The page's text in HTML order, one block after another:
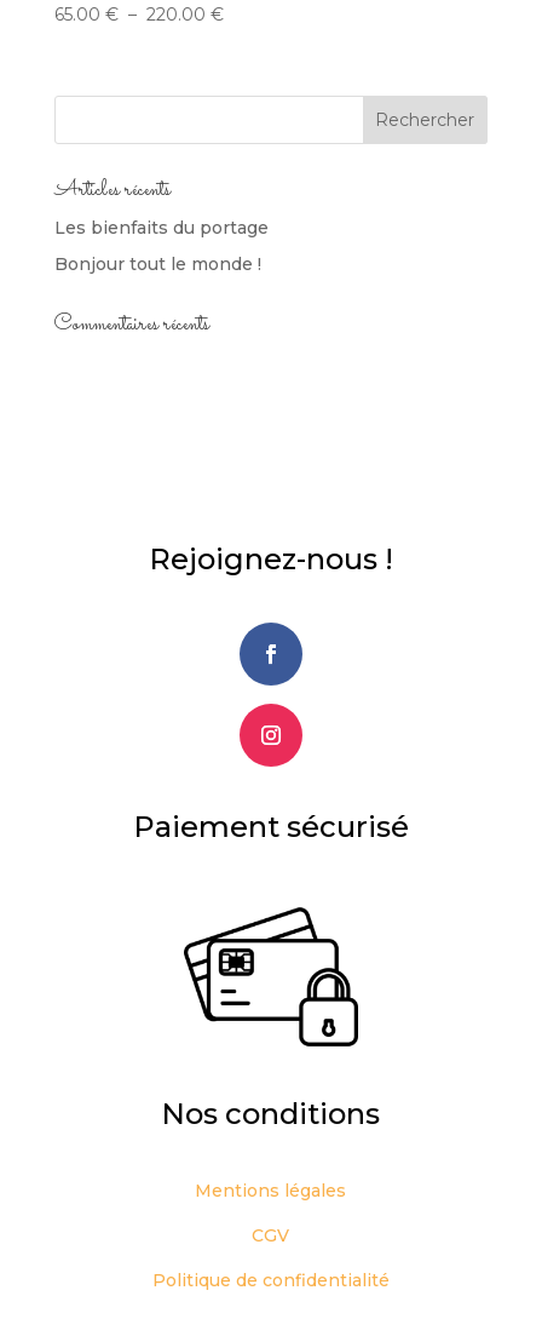
65.00 € – 220.00 €Plage
65.00 €
Articles récents
Les bienfaits du portage
Bonjour tout le monde !
Commentaires récents
Rejoignez-nous !
Paiement sécurisé
Nos conditions
Mentions légales
CGV
Politique de confidentialité